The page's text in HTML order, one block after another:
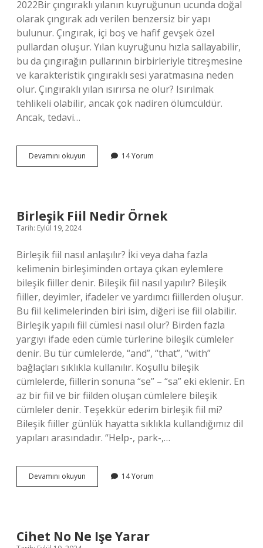
2022Bir çıngıraklı yılanın kuyruğunun ucunda doğal
olarak çıngırak adı verilen benzersiz bir yapı
bulunur. Çıngırak, içi boş ve hafif gevşek özel
pullardan oluşur. Yılan kuyruğunu hızla sallayabilir,
bu da çıngırağın pullarının birbirleriyle titreşmesine
ve karakteristik çıngıraklı sesi yaratmasına neden
olur. Çıngıraklı yılan ısırırsa ne olur? Isırılmak
tehlikeli olabilir, ancak çok nadiren ölümcüldür.
Ancak, tedavi…
Devamını okuyun Çıngıraklı
Yılan
14 Yorum
Birleşik Fiil Nedir Örnek
Tarih: Eylül 19, 2024
Birleşik fiil nasıl anlaşılır? İki veya daha fazla
kelimenin birleşiminden ortaya çıkan eylemlere
bileşik fiiller denir. Bileşik fiil nasıl yapılır? Bileşik
fiiller, deyimler, ifadeler ve yardımcı fiillerden oluşur.
Bu fiil kelimelerinden biri isim, diğeri ise fiil olabilir.
Birleşik yapılı fiil cümlesi nasıl olur? Birden fazla
yargıyı ifade eden cümle türlerine bileşik cümleler
denir. Bu tür cümlelerde, “and”, “that”, “with”
bağlaçları sıklıkla kullanılır. Koşullu bileşik
cümlelerde, fiillerin sonuna “se” – “sa” eki eklenir. En
az bir fiil ve bir fiilden oluşan cümlelere bileşik
cümleler denir. Teşekkür ederim birleşik fiil mi?
Bileşik fiiller günlük hayatta sıklıkla kullandığımız dil
yapıları arasındadır. “Help-, park-,…
Devamını okuyun
Fiil
14 Yorum
Cihet No Ne Işe Yarar